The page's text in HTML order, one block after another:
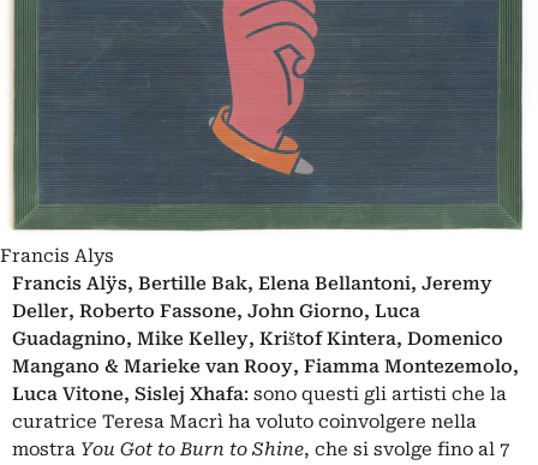
Francis Alys
Francis Alÿs, Bertille Bak, Elena Bellantoni, Jeremy
Deller, Roberto Fassone, John Giorno, Luca
Guadagnino, Mike Kelley, Krištof Kintera, Domenico
Mangano & Marieke van Rooy, Fiamma Montezemolo,
Luca Vitone, Sislej Xhafa: sono questi gli artisti che la
curatrice Teresa Macrì ha voluto coinvolgere nella
mostra You Got to Burn to Shine, che si svolge fino al 7